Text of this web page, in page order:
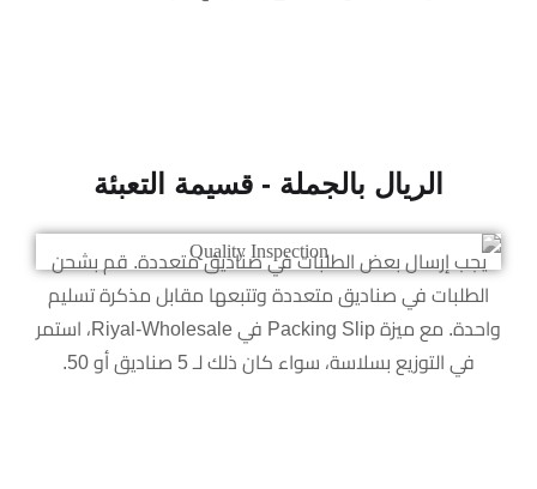
الريال بالجملة - قسيمة التعبئة
يجب إرسال بعض الطلبات في صناديق متعددة. قم بشحن
الطلبات في صناديق متعددة وتتبعها مقابل مذكرة تسليم
واحدة. مع ميزة Packing Slip في Riyal-Wholesale، استمر
في التوزيع بسلاسة، سواء كان ذلك لـ 5 صناديق أو 50.